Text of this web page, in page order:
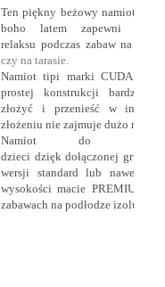
Ten piękny beżowy namiot dla
boho latem zapewni
relaksu podczas zabaw na
czy na tarasie.
Namiot tipi marki CUDANKI
prostej konstrukcji bardzo
złożyć i przenieść w inne
złożeniu nie zajmuje dużo
Namiot do
dzieci dzięk dołączonej grubej
wersji standard lub nawet
wysokości macie PREMIUM
zabawach na podłodze izolując